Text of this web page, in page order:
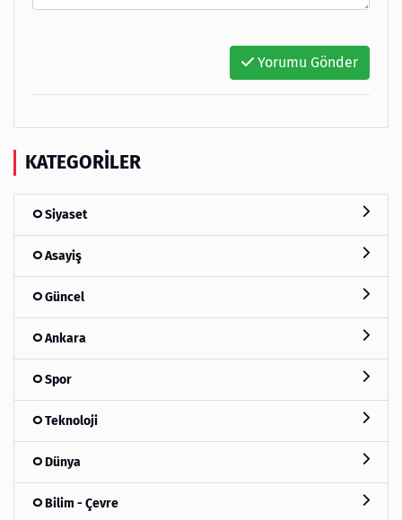
Yorumu Gönder
KATEGORILER
Siyaset
Asayiş
Güncel
Ankara
Spor
Teknoloji
Dünya
Bilim - Çevre